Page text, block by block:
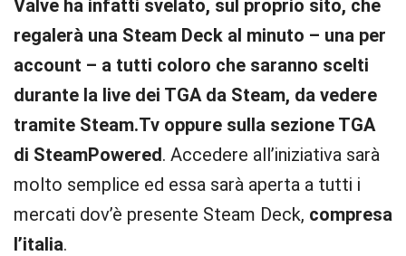
Valve ha infatti svelato, sul proprio sito, che
regalerà una Steam Deck al minuto – una per
account – a tutti coloro che saranno scelti
durante la live dei TGA da Steam, da vedere
tramite Steam.Tv oppure sulla sezione TGA
di SteamPowered. Accedere all’iniziativa sarà
molto semplice ed essa sarà aperta a tutti i
mercati dov’è presente Steam Deck, compresa
l’italia.